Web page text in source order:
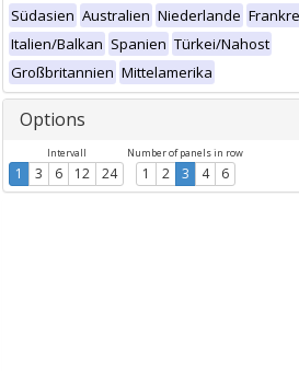
Südasien Australien Niederlande
Italien/Balkan Spanien Türkei/Nahost
Großbritannien Mittelamerika
Options
Intervall
1 3 6 12 24
Number of panels in row
1 2 3 4 6